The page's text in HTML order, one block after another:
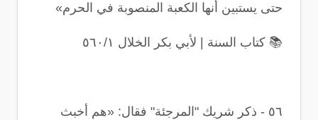
حتى يستبين أنها الكعبة المنصوبة في الحرم»
📚 كتاب السنة | لأبي بكر الخلال ٥٦٠/١
٥٦ - ذكر شريك " المرجئة" فقال: «هم أخبث